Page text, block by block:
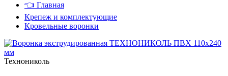
👈 Главная
Крепеж и комплектующие
Кровельные воронки
Технониколь